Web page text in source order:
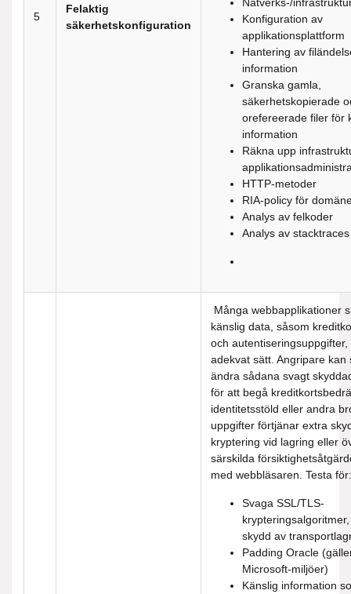
5
Felaktig
säkerhetskonfiguration
Konfiguration av
applikationsplattform
Hantering av
information
Granska gamla,
säkerhetskopierade
orefereerade filer för
information
Räkna upp
HTTP-metoder
RIA-policy för
Analys av felkoder
Analys av stacktraces
Många webbapplikationer
känslig data, såsom
och autentiseringsuppgifter,
adekvat sätt. Angripare kan
ändra sådana svagt
för att begå
identitetsstöld eller andra
uppgifter förtjänar extra
kryptering vid lagring eller
särskilda
med webbläsaren. Testa för:
Svaga SSL/TLS-
skydd av
Padding Oracle
Microsoft-miljöer)
Känslig information